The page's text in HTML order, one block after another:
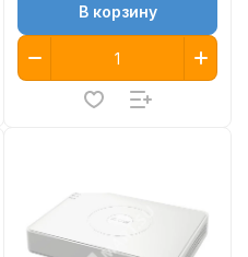
В корзину